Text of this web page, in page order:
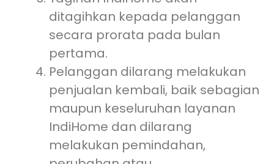
ditagihkan kepada pelanggan
secara prorata pada bulan
pertama.
Pelanggan dilarang melakukan
penjualan kembali, baik sebagian
maupun keseluruhan layanan
IndiHome dan dilarang
melakukan pemindahan,